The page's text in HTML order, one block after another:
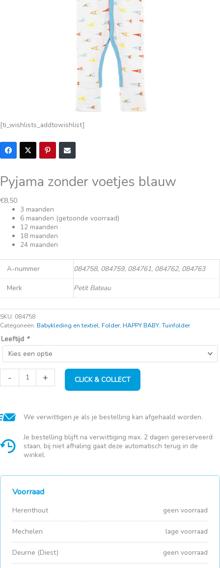
[ti_wishlists_addtowishlist]
Pyjama zonder voetjes blauw
Oorspronkelijke
was:
€16,95.
€8,50Huidige
prijs
is:
€8,50.
3 maanden
6 maanden (getoonde voorraad)
12 maanden
18 maanden
24 maanden
A-nummer 084758, 084759, 084761, 084762, 084763
Merk Petit Bateau
SKU: 084758
Categorieën: Babykleding en textiel, Folder, HAPPY BABY,Tuinfolder
Leeftijd *
-
Pyjama
zonder
+ CLICK & COLLECT
We verwittigen je als je bestelling kan afgehaald worden.
Je bestelling blijft na verwittiging max. 2 dagen gereserveerd
staan, bij niet afhaling gaat deze automatisch terug in de
winkel.
Voorraad
Herenthout geen voorraad
Mechelen lage voorraad
Deurne (Diest) geen voorraad